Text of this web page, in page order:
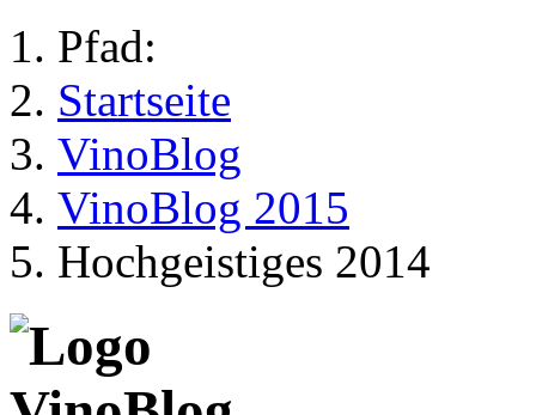
Pfad:
Startseite
VinoBlog
VinoBlog 2015
Hochgeistiges 2014